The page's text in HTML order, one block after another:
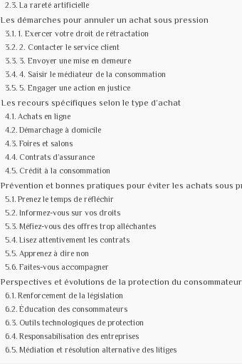
La rareté artificielle
Les démarches pour annuler un achat sous pression
1. Exercer votre droit de rétractation
2. Contacter le service client
3. Envoyer une mise en demeure
4. Saisir le médiateur de la consommation
5. Engager une action en justice
Les recours spécifiques selon le type d’achat
Achats en ligne
Démarchage à domicile
Foires et salons
Contrats d’assurance
Crédit à la consommation
Prévention et bonnes pratiques pour éviter les achats sous
Prenez le temps de réfléchir
Informez-vous sur vos droits
Méfiez-vous des offres trop alléchantes
Lisez attentivement les contrats
Apprenez à dire non
Faites-vous accompagner
Perspectives et évolutions de la protection du consommateur
Renforcement de la législation
Éducation des consommateurs
Outils technologiques de protection
Responsabilisation des entreprises
Médiation et résolution alternative des litiges